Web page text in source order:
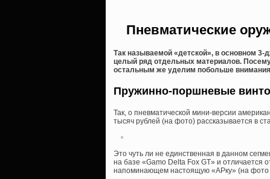
Пневматические
Так называемой «детской», в основном
целый ряд отдельных материалов.
остальным же уделим побольше
Пружинно-поршневые
Так, о пневматической мини-версии
тысяч рублей (на фото) рассказывается в
Это чуть ли не единственная в данном
на базе «Gamo Delta Fox GT» и отличается
напоминающем настоящую «АРку» (на фото